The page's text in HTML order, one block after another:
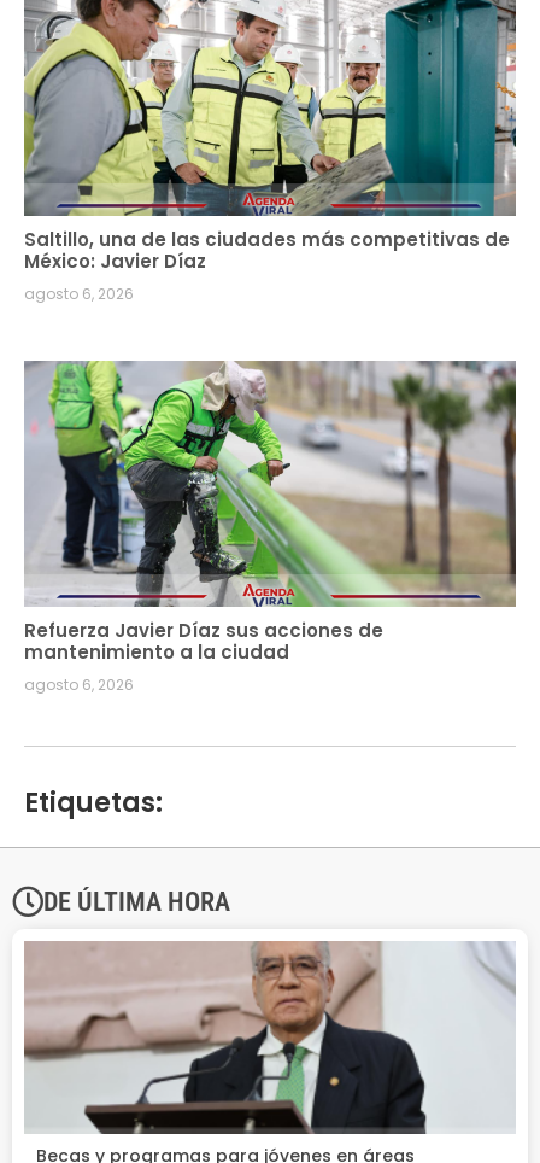
Saltillo, una de las ciudades más competitivas de
México: Javier Díaz
agosto 6, 2026
Refuerza Javier Díaz sus acciones de
mantenimiento a la ciudad
agosto 6, 2026
Etiquetas:
DE ÚLTIMA HORA
Becas y programas para jóvenes en áreas